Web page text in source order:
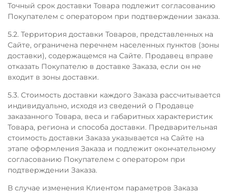
Точный срок доставки Товара подлежит согласованию
Покупателем с оператором при подтверждении заказа.
5.2. Территория доставки Товаров, представленных на
Сайте, ограничена перечнем населенных пунктов (зоны
доставки), содержащемся на Сайте. Продавец вправе
отказать Покупателю в доставке Заказа, если он не
входит в зоны доставки.
5.3. Стоимость доставки каждого Заказа рассчитывается
индивидуально, исходя из сведений о Продавце
заказанного Товара, веса и габаритных характеристик
Товара, региона и способа доставки. Предварительная
стоимость доставки Заказа указывается на Сайте на
этапе оформления Заказа и подлежит окончательному
согласованию Покупателем с оператором при
подтверждении Заказа.
В случае изменения Клиентом параметров Заказа